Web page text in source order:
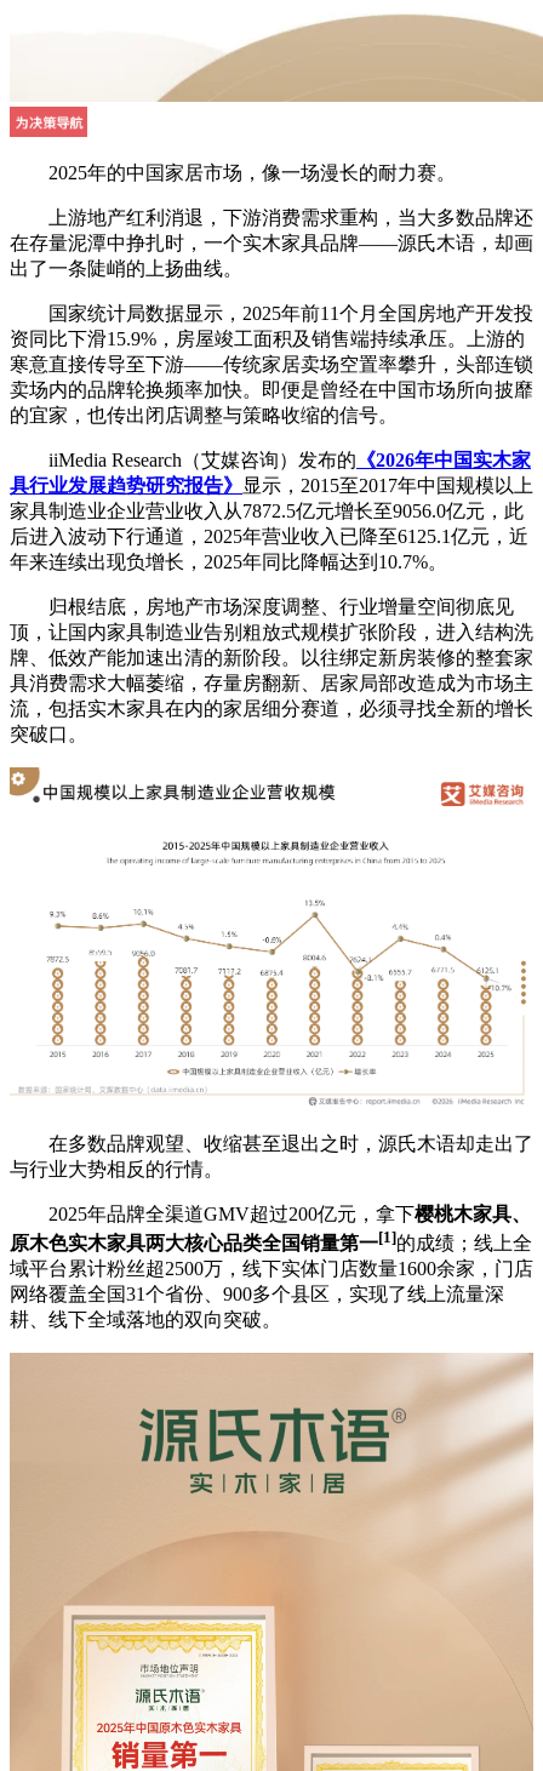
2025年的中国家居市场，像一场漫长的耐力赛。
上游地产红利消退，下游消费需求重构，当大多数品牌还
在存量泥潭中挣扎时，一个实木家具品牌——源氏木语，却画
出了一条陡峭的上扬曲线。
国家统计局数据显示，2025年前11个月全国房地产开发投
资同比下滑15.9%，房屋竣工面积及销售端持续承压。上游的
寒意直接传导至下游——传统家居卖场空置率攀升，头部连锁
卖场内的品牌轮换频率加快。即便是曾经在中国市场所向披靡
的宜家，也传出闭店调整与策略收缩的信号。
iiMedia Research（艾媒咨询）发布的 《2026年中国实木家
具行业发展趋势研究报告》 显示，2015至2017年中国规模以上
家具制造业企业营业收入从7872.5亿元增长至9056.0亿元，此
后进入波动下行通道，2025年营业收入已降至6125.1亿元，近
年来连续出现负增长，2025年同比降幅达到10.7%。
归根结底，房地产市场深度调整、行业增量空间彻底见
顶，让国内家具制造业告别粗放式规模扩张阶段，进入结构洗
牌、低效产能加速出清的新阶段。以往绑定新房装修的整套家
具消费需求大幅萎缩，存量房翻新、居家局部改造成为市场主
流，包括实木家具在内的家居细分赛道，必须寻找全新的增长
突破口。
在多数品牌观望、收缩甚至退出之时，源氏木语却走出了
与行业大势相反的行情。
2025年品牌全渠道GMV超过200亿元，拿下樱桃木家具、
原木色实木家具两大核心品类全国销量第一[1]的成绩；线上全
域平台累计粉丝超2500万，线下实体门店数量1600余家，门店
网络覆盖全国31个省份、900多个县区，实现了线上流量深
耕、线下全域落地的双向突破。